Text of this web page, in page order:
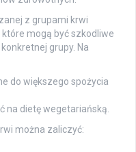
z grupami krwi
mogą być szkodliwe
grupy. Na
do większego spożycia
na dietę wegetariańską.
można zaliczyć: